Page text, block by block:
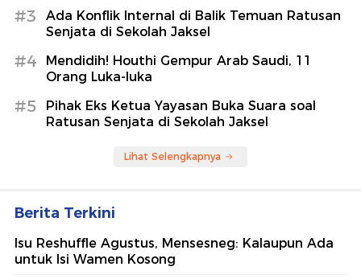
#3
Ada Konflik Internal di Balik Temuan Ratusan
Senjata di Sekolah Jaksel
#4
Mendidih! Houthi Gempur Arab Saudi, 11
Orang Luka-luka
#5
Pihak Eks Ketua Yayasan Buka Suara soal
Ratusan Senjata di Sekolah Jaksel
Lihat Selengkapnya
Berita Terkini
Isu Reshuffle Agustus, Mensesneg: Kalaupun Ada
untuk Isi Wamen Kosong